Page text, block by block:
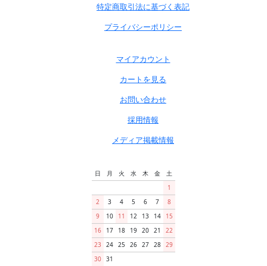
特定商取引法に基づく表記
プライバシーポリシー
マイアカウント
カートを見る
お問い合わせ
採用情報
メディア掲載情報
日 月 火 水 木 金
土
1
2
3 4 5 6 7
8
9
10 11 12 13 14
15
16
17 18 19 20 21
22
23
24 25 26 27 28 29
30 31